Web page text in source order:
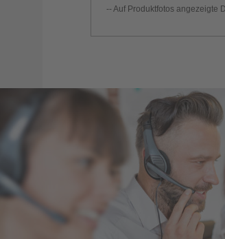
-- Auf Produktfotos angezeigte